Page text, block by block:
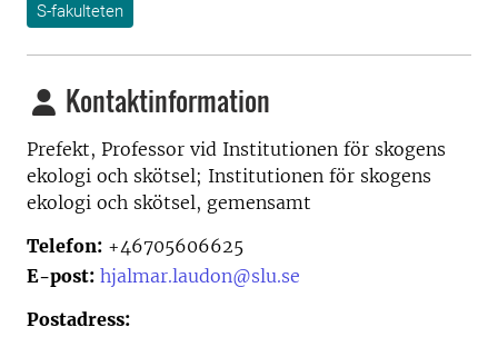
S-fakulteten
Kontaktinformation
Prefekt, Professor vid Institutionen för skogens
ekologi och skötsel; Institutionen för skogens
ekologi och skötsel, gemensamt
Telefon: +46705606625
E-post: hjalmar.laudon@slu.se
Postadress: